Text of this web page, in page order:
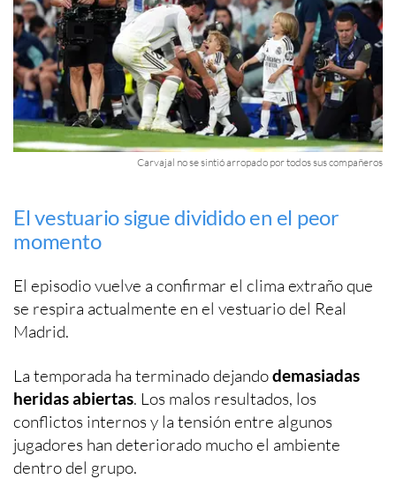
Carvajal no se sintió arropado por todos sus compañeros
El vestuario sigue dividido en el peor
momento
El episodio vuelve a confirmar el clima extraño que
se respira actualmente en el vestuario del Real
Madrid.
La temporada ha terminado dejandodemasiadas
heridas abiertas. Los malos resultados, los
conflictos internos y la tensión entre algunos
jugadores han deteriorado mucho el ambiente
dentro del grupo.